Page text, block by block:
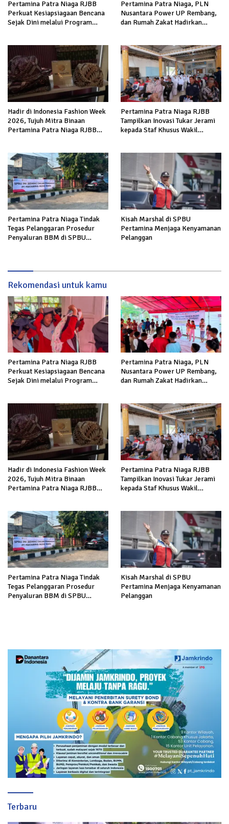
Pertamina Patra Niaga RJBB
Perkuat Kesiapsiagaan Bencana
Sejak Dini melalui Program
Pertamina Patra Niaga, PLN
Nusantara Power UP Rembang,
dan Rumah Zakat Hadirkan
Hadir di Indonesia Fashion Week
2026, Tujuh Mitra Binaan
Pertamina Patra Niaga RJBB
Pertamina Patra Niaga RJBB
Tampilkan Inovasi Tukar Jerami
kepada Staf Khusus Wakil
Pertamina Patra Niaga Tindak
Tegas Pelanggaran Prosedur
Penyaluran BBM di SPBU
Kisah Marshal di SPBU
Pertamina Menjaga Kenyamanan
Pelanggan
Rekomendasi untuk kamu
Pertamina Patra Niaga RJBB
Perkuat Kesiapsiagaan Bencana
Sejak Dini melalui Program
Pertamina Patra Niaga, PLN
Nusantara Power UP Rembang,
dan Rumah Zakat Hadirkan
Hadir di Indonesia Fashion Week
2026, Tujuh Mitra Binaan
Pertamina Patra Niaga RJBB
Pertamina Patra Niaga RJBB
Tampilkan Inovasi Tukar Jerami
kepada Staf Khusus Wakil
Pertamina Patra Niaga Tindak
Tegas Pelanggaran Prosedur
Penyaluran BBM di SPBU
Kisah Marshal di SPBU
Pertamina Menjaga Kenyamanan
Pelanggan
Terbaru